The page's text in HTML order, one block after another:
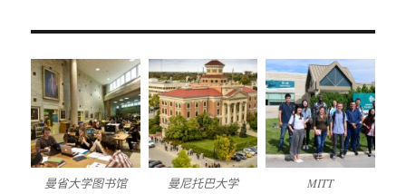
曼省大学图书馆 曼尼托巴大学 MITT